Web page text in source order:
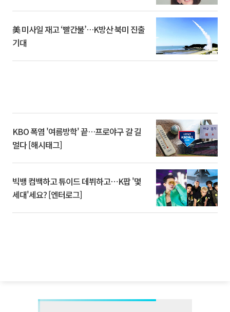
美 미사일 재고 ‘빨간불’…K방산 북미 진출
기대
KBO 폭염 '여름방학' 끝…프로야구 갈 길
멀다 [해시태그]
빅뱅 컴백하고 튜이드 데뷔하고⋯K팝 '몇
세대'세요? [엔터로그]